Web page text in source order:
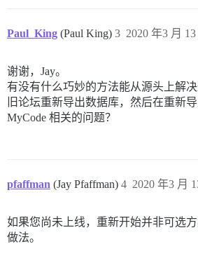
Paul_King (Paul King) 2020 年3 月
3
谢谢，Jay。
有没有什么巧妙的方法能从源头上解
旧论坛重新导出数据库，然后在重新
MyCode 相关的问题？
pfaffman (Jay Pfaffman) 2020 年3 月
4
如果您尚未上线，重新开始并非可选
做法。